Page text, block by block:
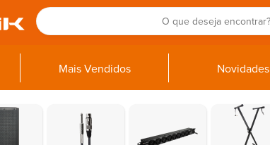
Mais Vendidos Novidades